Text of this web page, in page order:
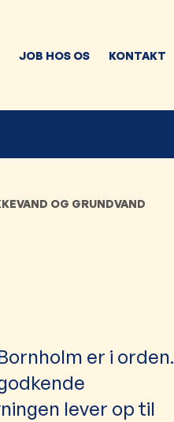
JOB HOS OS KONTAKT
OG GRUNDVAND
er i orden.
lever op til